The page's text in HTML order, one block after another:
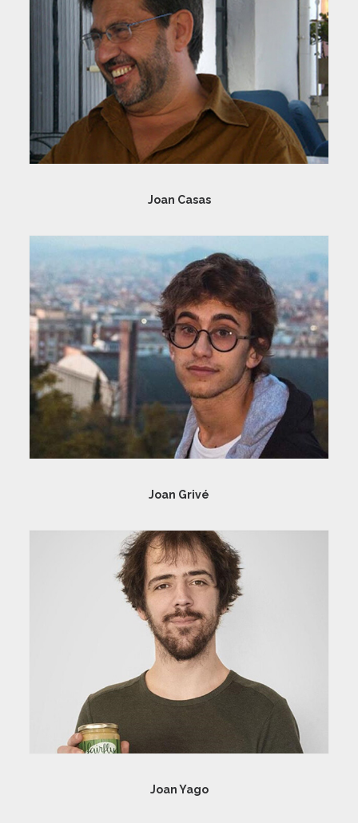
Joan Casas
Joan Grivé
Joan Yago